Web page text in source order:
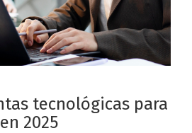
tecnológicas para
2025